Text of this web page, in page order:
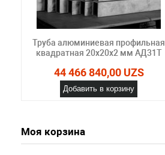
Труба алюминиевая профильная
квадратная 20х20х2 мм АД31Т
44 466 840,00 UZS
Добавить в корзину
Моя корзина